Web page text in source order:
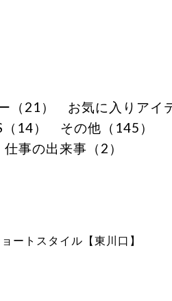
（21）
お気に入りアイ
14）
その他（145）
仕事の出来事（2）
ートスタイル【東川口】